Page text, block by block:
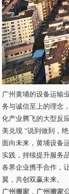
广州黄埔的设备运输
务与诚信至上的理念
化产业腾飞的大型反
美兑现 “说到做到，绝
面向未来，黄埔设备
实践，持续提升服务
各界企业携手合作，
翼，共创双赢未来。
广州搬家 ， 广州搬家